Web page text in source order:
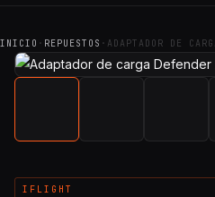
INICIO · REPUESTOS · ADAPTADOR DE
IFLIGHT